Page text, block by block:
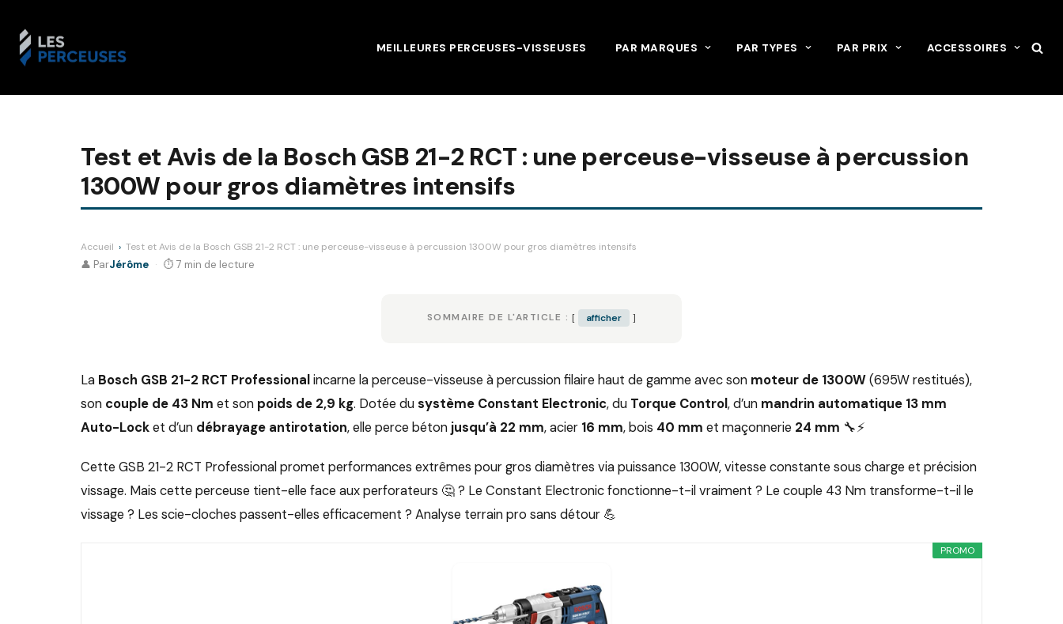
Aller
au
MEILLEURES PERCEUSES-VISSEUSES PAR MARQUES PAR TYPES PAR PRIX ACCESSOIRES
Test et Avis de la Bosch GSB 21-2 RCT : une perceuse-visseuse à percussion
1300W pour gros diamètres intensifs
Accueil › Test et Avis de la Bosch GSB 21-2 RCT : une perceuse-visseuse à percussion 1300W pour gros diamètres intensifs
👤 ParJérôme · ⏱ 7 min de lecture
SOMMAIRE DE L'ARTICLE : afficher
La Bosch GSB 21-2 RCT Professional incarne la perceuse-visseuse à percussion filaire haut de gamme avec son moteur de 1300W(695W restitués),
son couple de 43 Nm et son poids de 2,9 kg. Dotée dusystème Constant Electronic, du Torque Control, d’un mandrin automatique 13 mm
Auto-Locket d’un débrayage antirotation, elle perce béton jusqu’à 22 mm, acier 16 mm, bois 40 mm et maçonnerie 24 mm 🔧⚡
Cette GSB 21-2 RCT Professional promet performances extrêmes pour gros diamètres via puissance 1300W, vitesse constante sous charge et précision
vissage. Mais cette perceuse tient-elle face aux perforateurs 🤔 ? Le Constant Electronic fonctionne-t-il vraiment ? Le couple 43 Nm transforme-t-il le
vissage ? Les scie-cloches passent-elles efficacement ? Analyse terrain pro sans détour 💪
PROMO